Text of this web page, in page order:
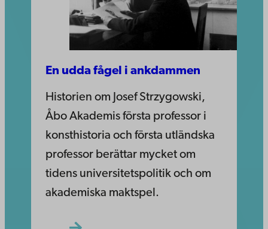
En udda fågel i ankdammen
Historien om Josef Strzygowski,
Åbo Akademis första professor i
konsthistoria och första utländska
professor berättar mycket om
tidens universitetspolitik och om
akademiska maktspel.